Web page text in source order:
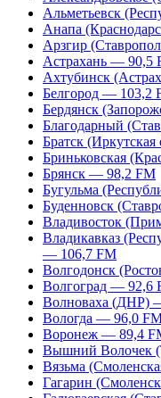
Альметьевск
Анапа
Арзгир
Астрахань — 90,5
Ахтубинск
Белгород — 103,2
Бердянск
Благодарный
Братск
Бриньковская
Брянск — 98,2 FM
Бугульма
Буденновск
Владивосток
Владикавказ
— 106,7 FM
Волгодонск
Волгоград — 92,6
Волноваха (ДНР)
Вологда — 96,0
Воронеж — 89,4
Вышний Волочек
Вязьма
Гагарин